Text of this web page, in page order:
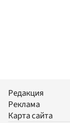
Редакция
Реклама
Карта сайта